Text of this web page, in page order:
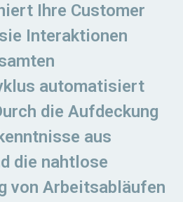
Ihre Customer
Interaktionen
automatisiert
die Aufdeckung
aus
die nahtlose
von Arbeitsabläufen